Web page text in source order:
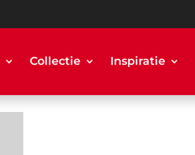
Collectie Inspiratie